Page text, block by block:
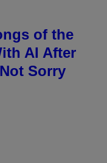
of the
AI After
Sorry